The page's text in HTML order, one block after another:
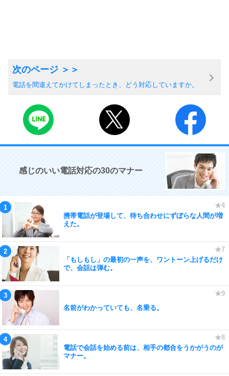
電話を間違えてかけてしまったとき、どう対応していますか。
感じのいい電話対応の30のマナー
携帯電話が登場して、待ち合わせにずぼらな人間が増
えた。
「もしもし」の最初の一声を、ワントーン上げるだけ
で、会話は弾む。
名前がわかっていても、名乗る。
電話で会話を始める前は、相手の都合をうかがうのが
マナー。